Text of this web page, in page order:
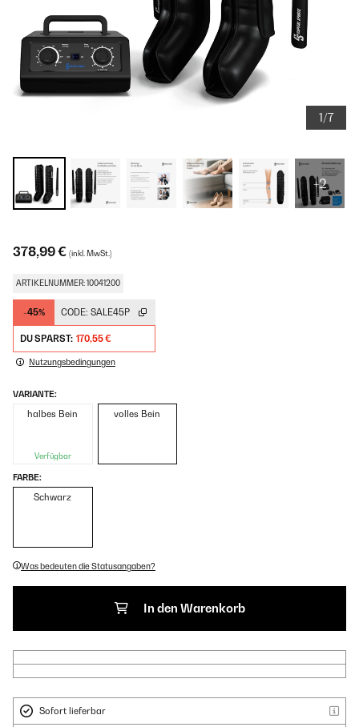
1/7
+2
378,99 € (inkl. MwSt.)
ARTIKELNUMMER: 10041200
-45% CODE: SALE45P
DU SPARST: 170,55 €
Nutzungsbedingungen
VARIANTE:
halbes Bein
Verfügbar
volles Bein
FARBE:
Schwarz
Was bedeuten die Statusangaben?
In den Warenkorb
Sofort lieferbar